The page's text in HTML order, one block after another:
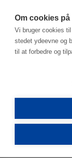
Om cookies på
Vi bruger cookies
stedet ydeevne og
til at forbedre og
Orchidea